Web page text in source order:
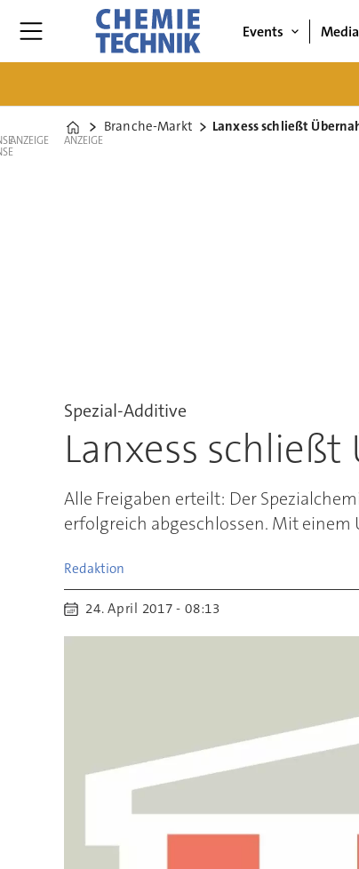
Events
Home
Branche-Markt Lanxess schließt
ANZEIGE ANZEIGE
Spezial-Additive
Lanxess
Alle Freigaben erteilt: Der
erfolgreich abgeschlossen. Mit
Redaktion
24. April 2017 - 08:13